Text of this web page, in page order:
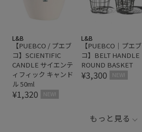
L&B
【PUEBCO / プエブ
コ】SCIENTIFIC
CANDLE サイエンテ
ィフィック キャンド
ル 50ml
¥1,320 NEW!
L&B
【PUEBCO｜プエブ
コ】BELT HANDLE
ROUND BASKET
¥3,300 NEW!
もっと見る